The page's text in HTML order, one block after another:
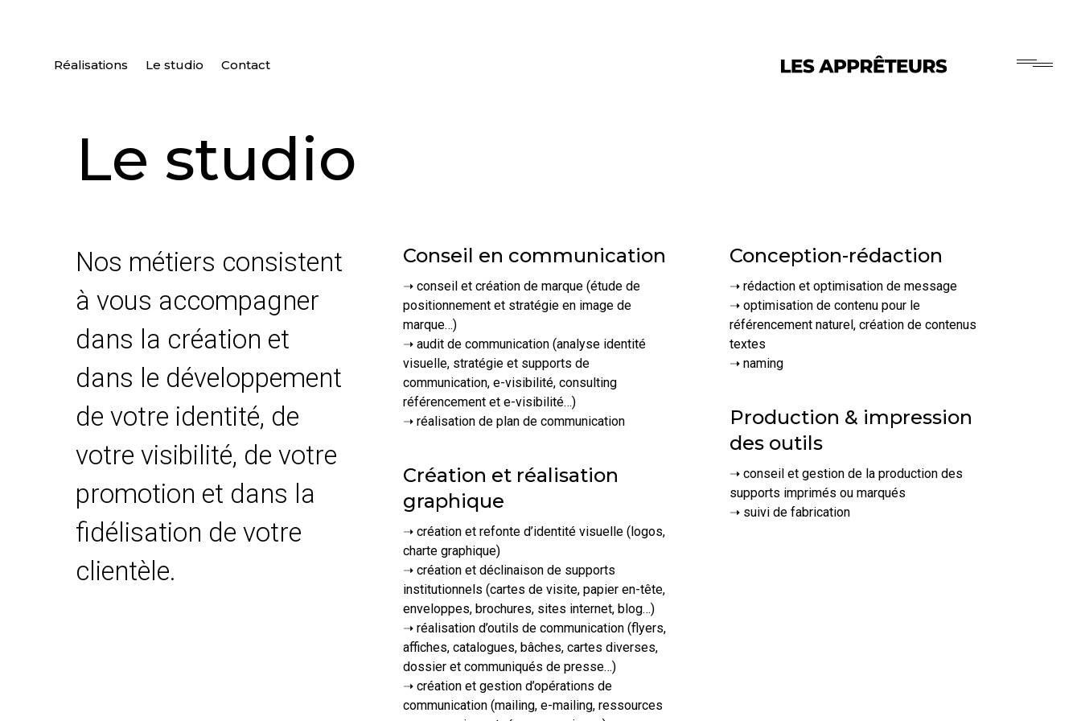
Réalisations Le studio Contact
Le studio
Nos métiers consistent
à vous accompagner
dans la création et
dans le développement
de votre identité, de
votre visibilité, de votre
promotion et dans la
fidélisation de votre
clientèle.
Conseil en communication
➝ conseil et création de marque (étude de
positionnement et stratégie en image de
marque…)
➝ audit de communication (analyse identité
visuelle, stratégie et supports de
communication, e-visibilité, consulting
référencement et e-visibilité…)
➝ réalisation de plan de communication
Création et réalisation
graphique
➝ création et refonte d’identité visuelle (logos,
charte graphique)
➝ création et déclinaison de supports
institutionnels (cartes de visite, papier en-tête,
enveloppes, brochures, sites internet, blog…)
➝ réalisation d’outils de communication (flyers,
affiches, catalogues, bâches, cartes diverses,
dossier et communiqués de presse…)
➝ création et gestion d’opérations de
communication (mailing, e-mailing, ressources
Conception-rédaction
➝ rédaction et optimisation de message
➝ optimisation de contenu pour le
référencement naturel, création de contenus
textes
➝ naming
Production & impression
des outils
➝ conseil et gestion de la production des
supports imprimés ou marqués
➝ suivi de fabrication